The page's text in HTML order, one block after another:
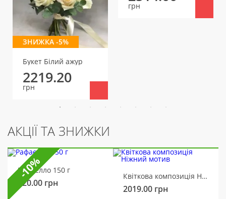
ЗНИЖКА -5%
Букет Білий ажур
2219.20
грн
грн
АКЦІЇ ТА ЗНИЖКИ
Рафаелло 150 г
320.00 грн
Квіткова композиція Ніжний мотив
2019.00 грн
-10%